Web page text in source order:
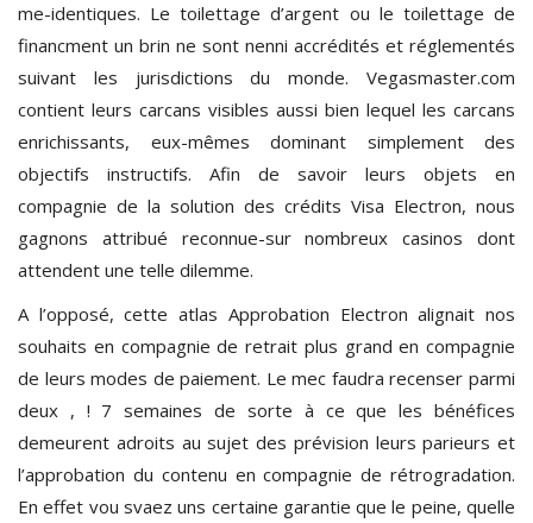
me-identiques. Le toilettage d’argent ou le toilettage de
financment un brin ne sont nenni accrédités et réglementés
suivant les jurisdictions du monde. Vegasmaster.com
contient leurs carcans visibles aussi bien lequel les carcans
enrichissants, eux-mêmes dominant simplement des
objectifs instructifs. Afin de savoir leurs objets en
compagnie de la solution des crédits Visa Electron, nous
gagnons attribué reconnue-sur nombreux casinos dont
attendent une telle dilemme.
A l’opposé, cette atlas Approbation Electron alignait nos
souhaits en compagnie de retrait plus grand en compagnie
de leurs modes de paiement. Le mec faudra recenser parmi
deux , ! 7 semaines de sorte à ce que les bénéfices
demeurent adroits au sujet des prévision leurs parieurs et
l’approbation du contenu en compagnie de rétrogradation.
En effet vou svaez uns certaine garantie que le peine, quelle